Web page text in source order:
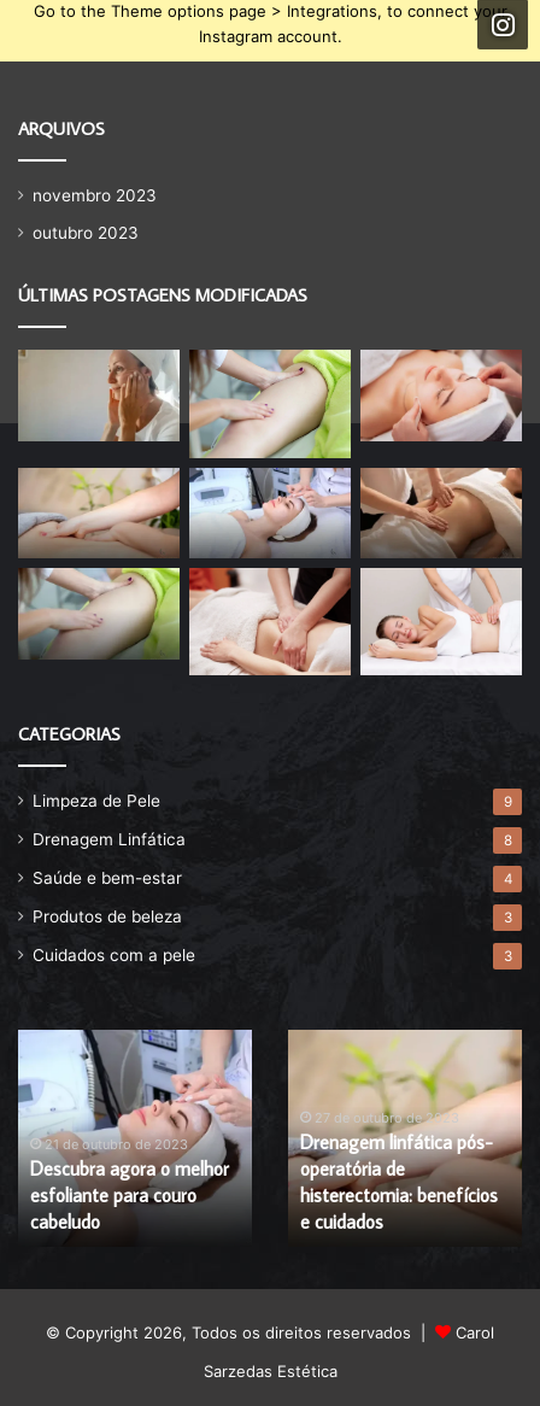
Go to the Theme options page > Integrations, to connect your
Instagram account.
ARQUIVOS
novembro 2023
outubro 2023
ÚLTIMAS POSTAGENS MODIFICADAS
CATEGORIAS
Limpeza de Pele 9
Drenagem Linfática 8
Saúde e bem-estar 4
Produtos de beleza 3
Cuidados com a pele 3
Descubra
o
melhor
esfoliante
para
couro
cabeludo
21 de outubro de 2023
Descubra agora o melhor
esfoliante para couro
cabeludo
Drenagem
operatória
de
histerectomia:
benefícios
27 de outubro de 2023
Drenagem linfática pós-
operatória de
histerectomia: benefícios
e cuidados
© Copyright 2026, Todos os direitos reservados |
Carol
Sarzedas Estética